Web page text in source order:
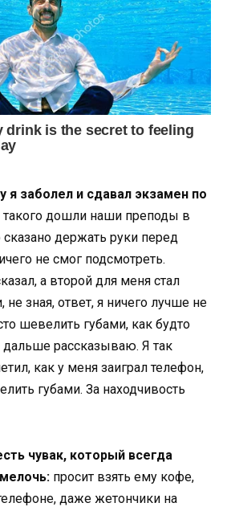
я заболел и сдавал экзамен по
дошли наши преподы в
держать руки перед
не смог подсмотреть.
а второй для меня стал
зная, ответ, я ничего лучше не
шевелить губами, как будто
дальше рассказываю. Я так
как у меня заиграл телефон,
губами. За находчивость
чувак, который всегда
просит взять ему кофе,
даже жетончики на